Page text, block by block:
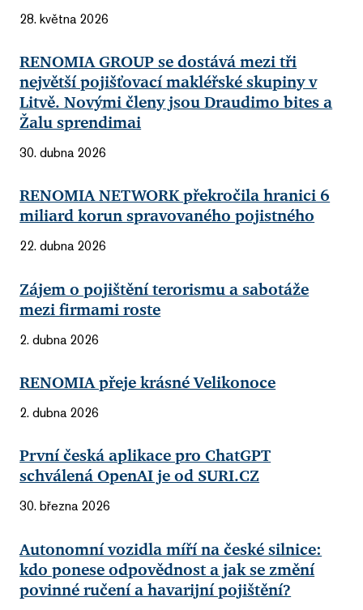
28. května 2026
RENOMIA GROUP se dostává mezi tři
největší pojišťovací makléřské skupiny v
Litvě. Novými členy jsou Draudimo bites a
Žalu sprendimai
30. dubna 2026
RENOMIA NETWORK překročila hranici 6
miliard korun spravovaného pojistného
22. dubna 2026
Zájem o pojištění terorismu a sabotáže
mezi firmami roste
2. dubna 2026
RENOMIA přeje krásné Velikonoce
2. dubna 2026
První česká aplikace pro ChatGPT
schválená OpenAI je od SURI.CZ
30. března 2026
Autonomní vozidla míří na české silnice:
kdo ponese odpovědnost a jak se změní
povinné ručení a havarijní pojištění?